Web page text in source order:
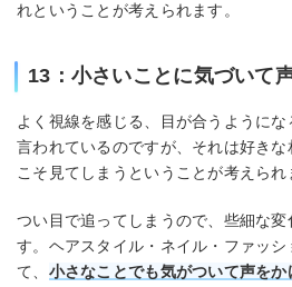
れということが考えられます。
13：小さいことに気づいて
よく視線を感じる、目が合うように
言われているのですが、それは好き
こそ見てしまうということが考えられ
つい目で追ってしまうので、些細な
す。ヘアスタイル・ネイル・ファッ
て、 小さなことでも気がついて声を